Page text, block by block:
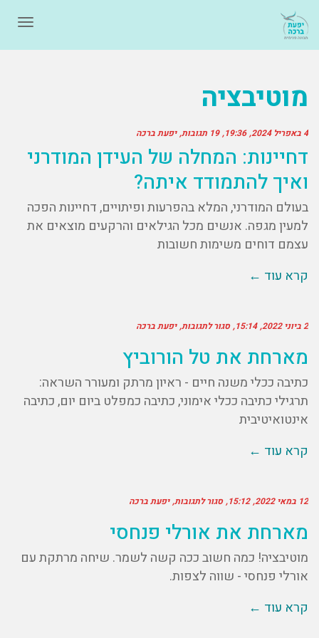
מוטיבציה
4 באפריל 2024 19:36 19 תגובות יפעת ברכה
דחיינות: המחלה של העידן המודרני
ואיך להתמודד איתה?
בעולם המודרני, המלא בהפרעות ופיתויים, דחיינות הפכה
למעין מגפה. אנשים מכל הגילאים והרקעים מוצאים את
עצמם דוחים משימות חשובות
קרא עוד ←
2 ביוני 2022 15:14 סגור לתגובות יפעת ברכה
מארחת את טל הורוביץ
כתיבה ככלי משנה חיים - ראיון מרתק ומעורר השראה:
תרגילי כתיבה ככלי אימוני, כתיבה כמפלט ביום יום, כתיבה
אינטואיטיבית
קרא עוד ←
12 במאי 2022 15:12 סגור לתגובות יפעת ברכה
מארחת את אורלי פנחסי
מוטיבציה! כמה חשוב ככה קשה לשמר. שיחה מרתקת עם
אורלי פנחסי - שווה לצפות.
קרא עוד ←